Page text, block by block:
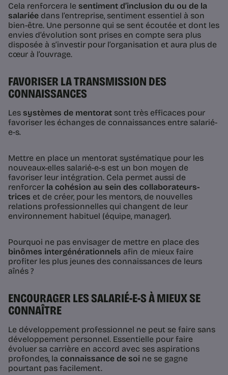
Cela renforcera le sentiment d’inclusion du ou de la
salariée dans l’entreprise, sentiment essentiel à son
bien-être. Une personne qui se sent écoutée et dont les
envies d’évolution sont prises en compte sera plus
disposée à s’investir pour l’organisation et aura plus de
cœur à l’ouvrage.
FAVORISER LA TRANSMISSION DES
CONNAISSANCES
Les systèmes de mentorat sont très efficaces pour
favoriser les échanges de connaissances entre salarié-
e-s.
Mettre en place un mentorat systématique pour les
nouveaux-elles salarié-e-s est un bon moyen de
favoriser leur intégration. Cela permet aussi de
renforcer la cohésion au sein des collaborateurs-
trices et de créer, pour les mentors, de nouvelles
relations professionnelles qui changent de leur
environnement habituel (équipe, manager).
Pourquoi ne pas envisager de mettre en place des
binômes intergénérationnels afin de mieux faire
profiter les plus jeunes des connaissances de leurs
aînés ?
ENCOURAGER LES SALARIÉ-E-S À MIEUX SE
CONNAÎTRE
Le développement professionnel ne peut se faire sans
développement personnel. Essentielle pour faire
évoluer sa carrière en accord avec ses aspirations
profondes, la connaissance de soi ne se gagne
pourtant pas facilement.